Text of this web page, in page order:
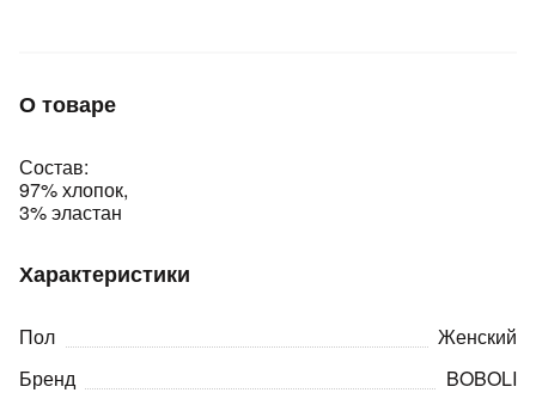
О товаре
Состав:
97% хлопок,
3% эластан
Характеристики
Пол
Женский
Бренд
BOBOLI